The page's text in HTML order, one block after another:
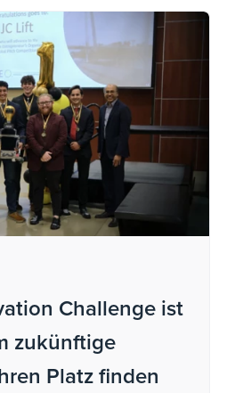
Challenge ist
zukünftige
Platz finden